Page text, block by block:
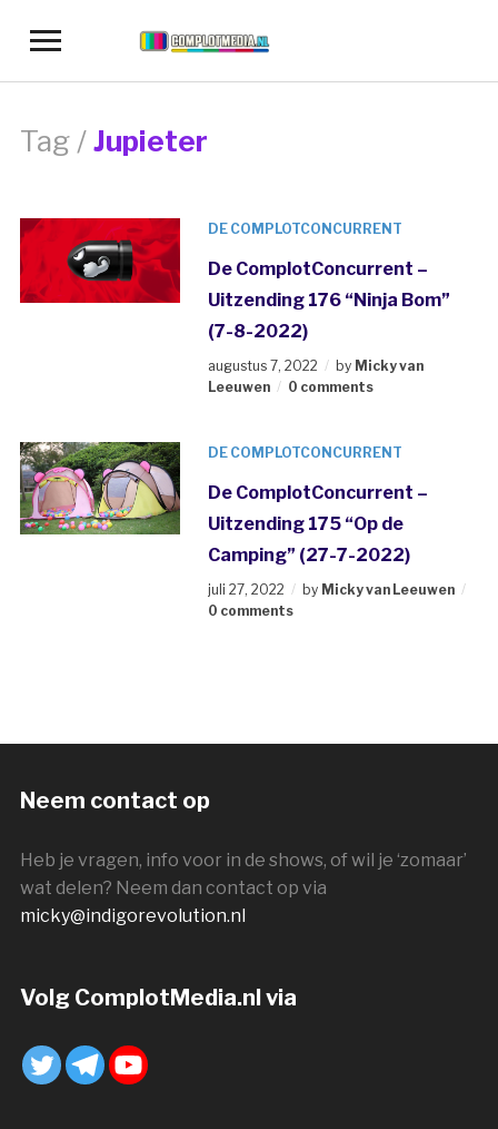
Toggle
navigation
Tag /Jupieter
DE COMPLOTCONCURRENT
De ComplotConcurrent –
Uitzending 176 “Ninja Bom”
(7-8-2022)
augustus 7, 2022 by Micky van
Leeuwen
0 comments
DE COMPLOTCONCURRENT
De ComplotConcurrent –
Uitzending 175 “Op de
Camping” (27-7-2022)
juli 27, 2022 by Micky van Leeuwen
0 comments
Neem contact op
Heb je vragen, info voor in de shows, of wil je ‘zomaar’
wat delen? Neem dan contact op via
micky@indigorevolution.nl
Volg ComplotMedia.nl via